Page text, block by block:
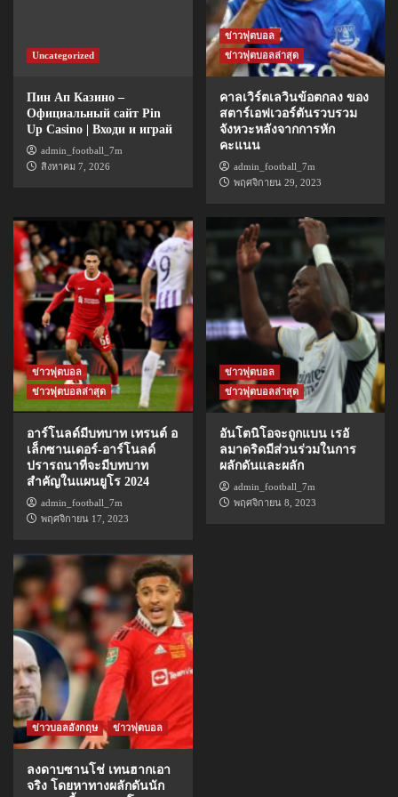
Uncategorized
Пин Ап Казино –
Официальный сайт Pin
Up Casino | Входи и играй
admin_football_7m
สิงหาคม 7, 2026
ข่าวฟุตบอล
ข่าวฟุตบอลล่าสุด
คาลเวิร์ตเลวินข้อตกลง ของ
สตาร์เอฟเวอร์ตันรวบรวม
จังหวะหลังจากการหัก
คะแนน
admin_football_7m
พฤศจิกายน 29, 2023
ข่าวฟุตบอล
ข่าวฟุตบอลล่าสุด
อาร์โนลด์มีบทบาท เทรนต์ อ
เล็กซานเดอร์-อาร์โนลด์
ปรารถนาที่จะมีบทบาท
สำคัญในแผนยูโร 2024
admin_football_7m
พฤศจิกายน 17, 2023
ข่าวฟุตบอล
ข่าวฟุตบอลล่าสุด
อันโตนิโอจะถูกแบน เรอั
ลมาดริดมีส่วนร่วมในการ
ผลักดันและผลัก
admin_football_7m
พฤศจิกายน 8, 2023
ข่าวบอลอังกฤษ ข่าวฟุตบอล
ลงดาบซานโช่ เทนฮากเอา
จริง โดยหาทางผลักดันนัก